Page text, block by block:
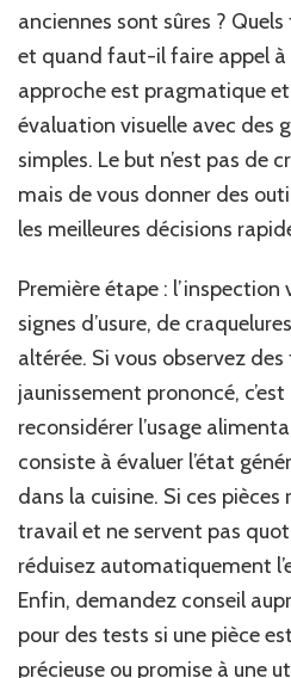
anciennes sont sûres ?
et quand faut-il faire appel à
approche est pragmatique
évaluation visuelle avec des
simples. Le but n’est pas de
mais de vous donner des
les meilleures décisions
Première étape : l’inspection
signes d’usure, de
altérée. Si vous observez
jaunissement prononcé,
reconsidérer l’usage
consiste à évaluer l’état
dans la cuisine. Si ces
travail et ne servent pas
réduisez automatiquement
Enfin, demandez conseil
pour des tests si une pièce
précieuse ou promise à une